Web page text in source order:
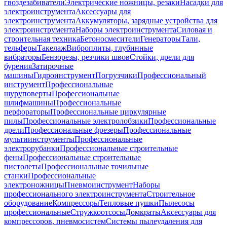
гвоздезабивателиЭлектрические ножницы, резакиНасадки для
электроинструментаАксессуары для
электроинструментаАккумуляторы, зарядные устройства для
электроинструментаНаборы электроинструментаСиловая и
строительная техникаБетоносмесителиГенераторыТали,
тельферыТакелажВиброплиты, глубинные
вибраторыБензорезы, резчики швовСтойки, дрели для
буренияЗатирочные
машиныГидроинструментПогрузчикиПрофессиональный
инструментПрофессиональные
шуруповертыПрофессиональные
шлифмашиныПрофессиональные
перфораторыПрофессиональные циркулярные
пилыПрофессиональные электролобзикиПрофессиональные
дрелиПрофессиональные фрезерыПрофессиональные
мультиинструментыПрофессиональные
электрорубанкиПрофессиональные строительные
феныПрофессиональные строительные
пистолетыПрофессиональные точильные
станкиПрофессиональные
электроножницыПневмоинструментНаборы
профессионального электроинструментаСтроительное
оборудованиеКомпрессорыТепловые пушкиПылесосы
профессиональныеСтружкоотсосыДомкратыАксессуары для
компрессоров, пневмосистемСистемы пылеудаления для